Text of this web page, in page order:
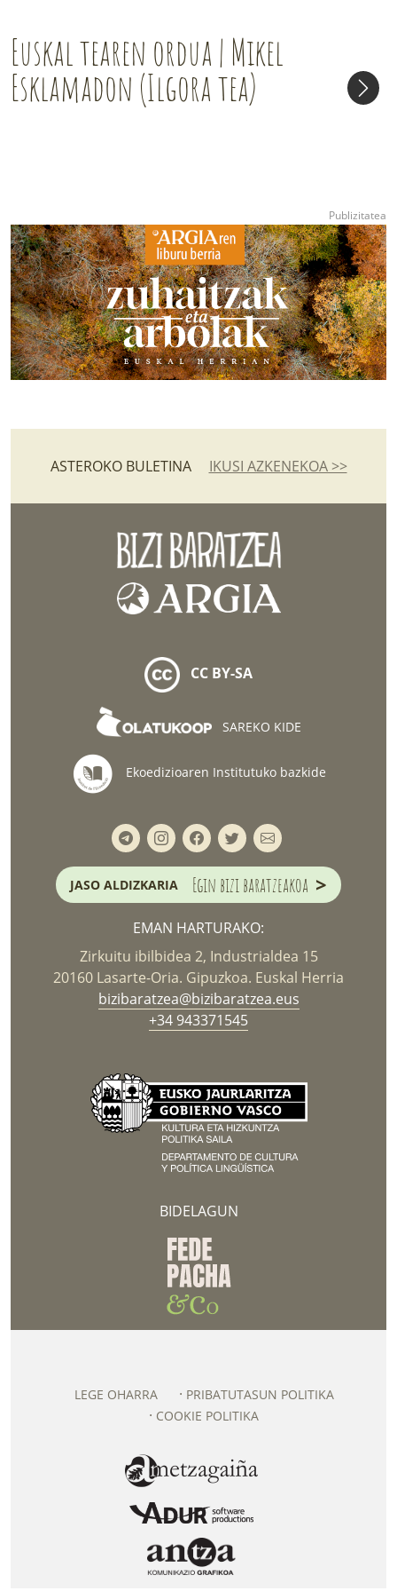
Euskal tearen ordua | Mikel
Esklamadon (Ilgora tea)
ASTEROKO BULETINA IKUSI AZKENEKOA >>
CC BY-SA
SAREKO KIDE
Ekoedizioaren Institutuko bazkide
JASO ALDIZKARIA Egin bizi baratzeakoa >
EMAN HARTURAKO:
Zirkuitu ibilbidea 2, Industrialdea 15
20160 Lasarte-Oria. Gipuzkoa. Euskal Herria
bizibaratzea@bizibaratzea.eus
+34 943371545
BIDELAGUN
LEGE OHARRA
PRIBATUTASUN POLITIKA
COOKIE POLITIKA